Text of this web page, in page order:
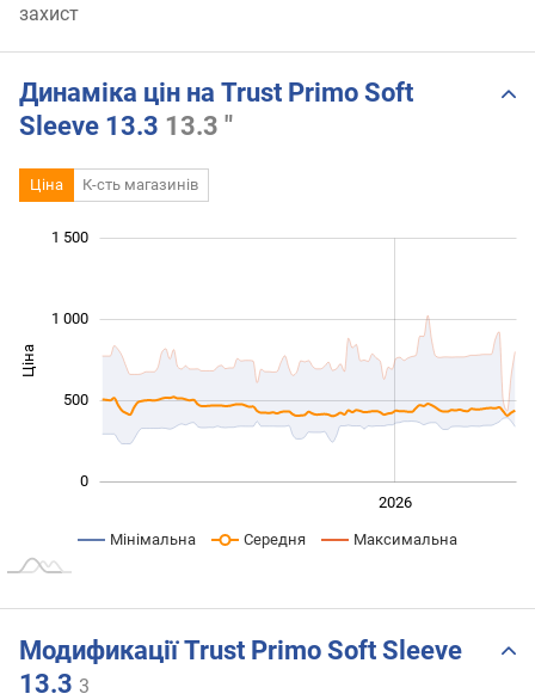
захист
Динаміка цін на Trust Primo Soft
Sleeve 13.3 13.3 "
Ціна К-сть магазинів
Ціна
0
1 500
1 000
500
2026
Мінімальна Середня Максимальна
Модификації Trust Primo Soft Sleeve
13.3 3